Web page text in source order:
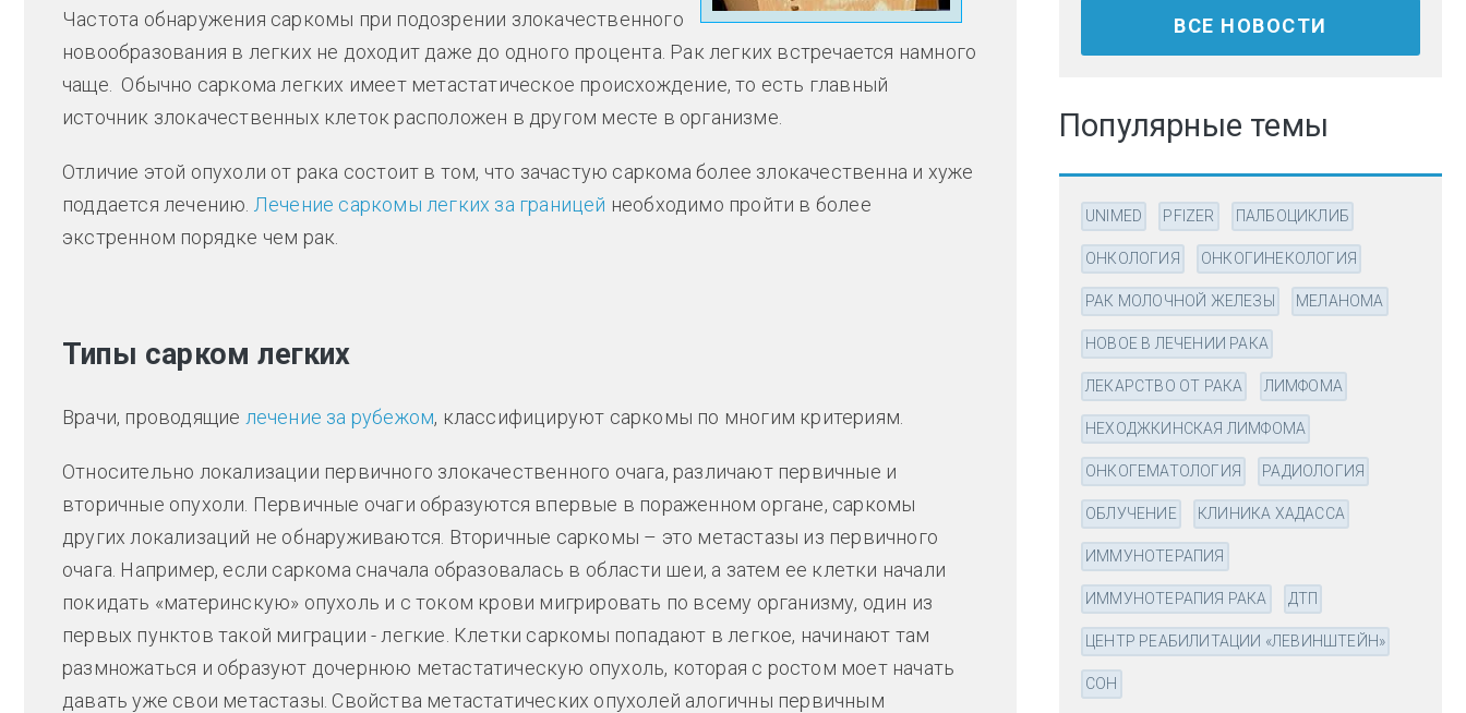
Частота обнаружения саркомы при подозрении злокачественного
новообразования в легких не доходит даже до одного процента. Рак легких встречается намного
чаще. Обычно саркома легких имеет метастатическое происхождение, то есть главный
источник злокачественных клеток расположен в другом месте в организме.
Отличие этой опухоли от рака состоит в том, что зачастую саркома более злокачественна и хуже
поддается лечению. Лечение саркомы легких за границей необходимо пройти в более
экстренном порядке чем рак.
Типы сарком легких
Врачи, проводящие лечение за рубежом, классифицируют саркомы по многим критериям.
Относительно локализации первичного злокачественного очага, различают первичные и
вторичные опухоли. Первичные очаги образуются впервые в пораженном органе, саркомы
других локализаций не обнаруживаются. Вторичные саркомы – это метастазы из первичного
очага. Например, если саркома сначала образовалась в области шеи, а затем ее клетки начали
покидать «материнскую» опухоль и с током крови мигрировать по всему организму, один из
первых пунктов такой миграции - легкие. Клетки саркомы попадают в легкое, начинают там
размножаться и образуют дочернюю метастатическую опухоль, которая с ростом моет начать
давать уже свои метастазы. Свойства метастатических опухолей алогичны первичным
ВСЕ НОВОСТИ
Популярные темы
UNIMED PFIZER ПАЛБОЦИКЛИБ
ОНКОЛОГИЯ ОНКОГИНЕКОЛОГИЯ
РАК МОЛОЧНОЙ ЖЕЛЕЗЫ МЕЛАНОМА
НОВОЕ В ЛЕЧЕНИИ РАКА
ЛЕКАРСТВО ОТ РАКА ЛИМФОМА
НЕХОДЖКИНСКАЯ ЛИМФОМА
ОНКОГЕМАТОЛОГИЯ РАДИОЛОГИЯ
ОБЛУЧЕНИЕ КЛИНИКА ХАДАССА
ИММУНОТЕРАПИЯ
ИММУНОТЕРАПИЯ РАКА ДТП
ЦЕНТР РЕАБИЛИТАЦИИ «ЛЕВИНШТЕЙН»
СОН